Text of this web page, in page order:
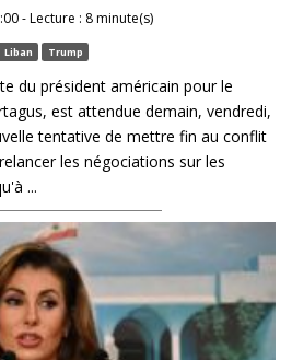
- Lecture : 8 minute(s)
Liban Trump
du président américain pour le
est attendue demain, vendredi,
tentative de mettre fin au conflit
les négociations sur les
...